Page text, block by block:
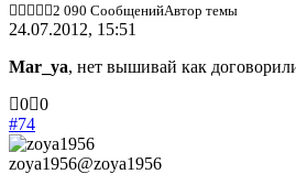
2 090 СообщенийАвтор темы
24.07.2012, 15:51
Mar_ya, нет вышивай как
Голосуйте
-
палец
вниз.
0 Голосуйте
палец
вверх.
0
#74
zoya1956@zoya1956